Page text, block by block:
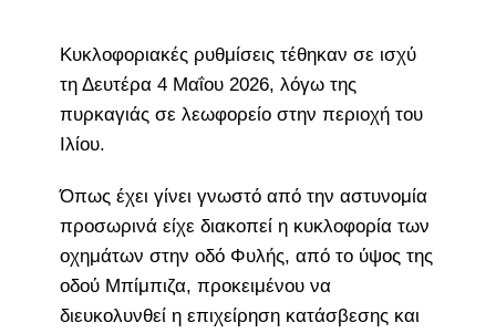
Κυκλοφοριακές ρυθμίσεις τέθηκαν σε ισχύ
τη Δευτέρα 4 Μαΐου 2026, λόγω της
πυρκαγιάς σε λεωφορείο στην περιοχή του
Ιλίου.
Όπως έχει γίνει γνωστό από την αστυνομία
προσωρινά είχε διακοπεί η κυκλοφορία των
οχημάτων στην οδό Φυλής, από το ύψος της
οδού Μπίμπιζα, προκειμένου να
διευκολυνθεί η επιχείρηση κατάσβεσης και